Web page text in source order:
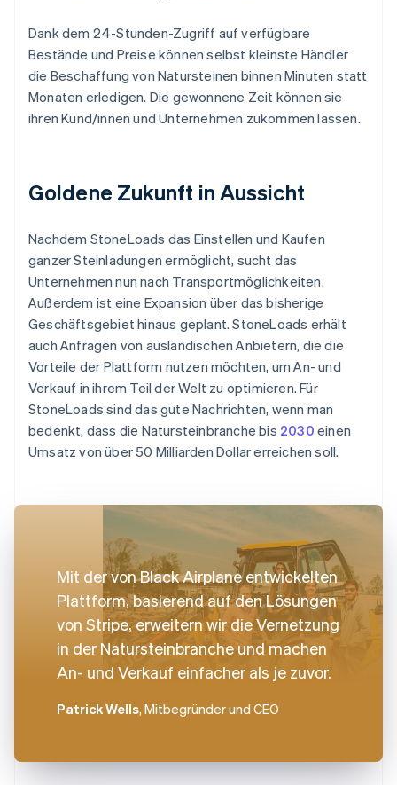
Dank dem 24-Stunden-Zugriff auf verfügbare
Bestände und Preise können selbst kleinste Händler
die Beschaffung von Natursteinen binnen Minuten statt
Monaten erledigen. Die gewonnene Zeit können sie
ihren Kund/innen und Unternehmen zukommen lassen.
Goldene Zukunft in Aussicht
Nachdem StoneLoads das Einstellen und Kaufen
ganzer Steinladungen ermöglicht, sucht das
Unternehmen nun nach Transportmöglichkeiten.
Außerdem ist eine Expansion über das bisherige
Geschäftsgebiet hinaus geplant. StoneLoads erhält
auch Anfragen von ausländischen Anbietern, die die
Vorteile der Plattform nutzen möchten, um An- und
Verkauf in ihrem Teil der Welt zu optimieren. Für
StoneLoads sind das gute Nachrichten, wenn man
bedenkt, dass die Natursteinbranche bis 2030 einen
Umsatz von über 50 Milliarden Dollar erreichen soll.
Mit der von Black Airplane entwickelten
Plattform, basierend auf den Lösungen
von Stripe, erweitern wir die Vernetzung
in der Natursteinbranche und machen
An- und Verkauf einfacher als je zuvor.
Patrick Wells, Mitbegründer und CEO